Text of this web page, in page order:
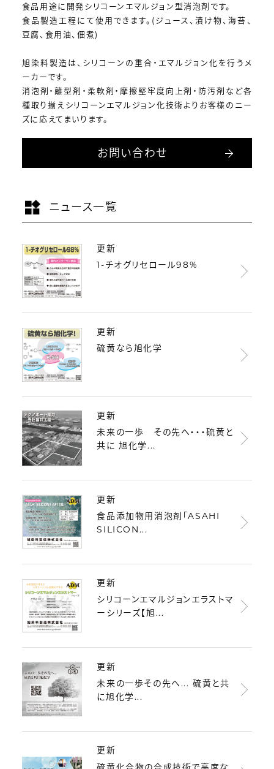
食品用途に開発シリコーンエマルジョン型消泡剤です。
食品製造工程にて使用できます。(ジュース、漬け物、海苔、
豆腐、食用油、佃煮)
旭染料製造は、シリコーンの重合・エマルジョン化を行うメ
ーカーです。
消泡剤・離型剤・柔軟剤・摩擦堅牢度向上剤・防汚剤など各
種取り揃えシリコーンエマルジョン化技術よりお客様のニー
ズに応えてまいります。
お問い合わせ
ニュース一覧
更新
1-チオグリセロール98%
更新
硫黄なら旭化学
更新
未来の一歩 その先へ・・・硫黄と
共に 旭化学...
更新
食品添加物用消泡剤「ASAHI
SILICON...
更新
シリコーンエマルジョンエラストマ
ーシリーズ【旭...
更新
未来の一歩その先へ... 硫黄と共
に旭化学...
更新